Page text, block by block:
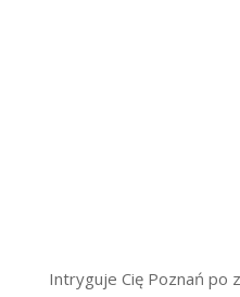
Intryguje Cię Poznań po